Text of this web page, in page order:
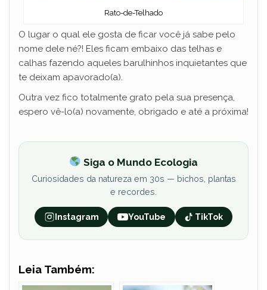
Rato-de-Telhado
O lugar o qual ele gosta de ficar você já sabe pelo
nome dele né?! Eles ficam embaixo das telhas e
calhas fazendo aqueles barulhinhos inquietantes que
te deixam apavorado(a).
Outra vez fico totalmente grato pela sua presença,
espero vê-lo(a) novamente, obrigado e até a próxima!
Siga o Mundo Ecologia
Curiosidades da natureza em 30s — bichos, plantas
e recordes.
Instagram YouTube TikTok
Leia Também: